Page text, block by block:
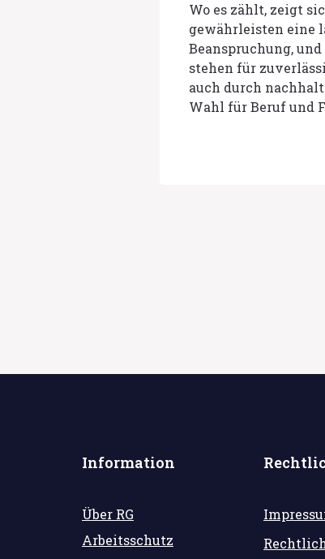
Wo es zählt, zeigt
gewährleisten eine
Beanspruchung,
stehen für
auch durch
Wahl für Beruf und
Information
Über RG
Arbeitsschutz